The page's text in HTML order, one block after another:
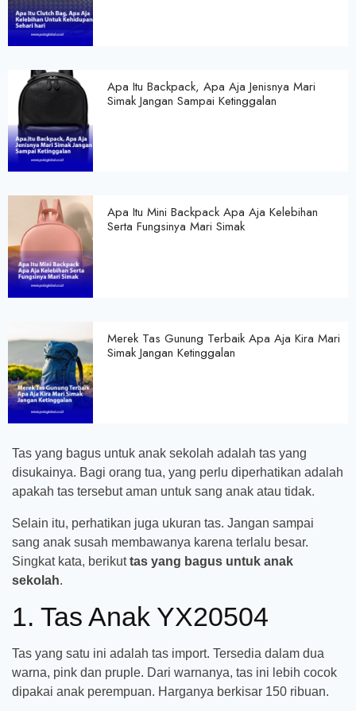
Apa Itu Backpack, Apa Aja Jenisnya Mari
Simak Jangan Sampai Ketinggalan
Apa Itu Mini Backpack Apa Aja Kelebihan
Serta Fungsinya Mari Simak
Merek Tas Gunung Terbaik Apa Aja Kira Mari
Simak Jangan Ketinggalan
Tas yang bagus untuk anak sekolah adalah tas yang
disukainya. Bagi orang tua, yang perlu diperhatikan adalah
apakah tas tersebut aman untuk sang anak atau tidak.
Selain itu, perhatikan juga ukuran tas. Jangan sampai
sang anak susah membawanya karena terlalu besar.
Singkat kata, berikuttas yang bagus untuk anak
sekolah.
1. Tas Anak YX20504
Tas yang satu ini adalah tas import. Tersedia dalam dua
warna, pink dan pruple. Dari warnanya, tas ini lebih cocok
dipakai anak perempuan. Harganya berkisar 150 ribuan.